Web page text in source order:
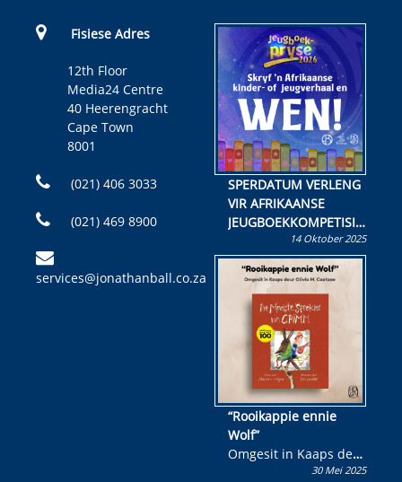
Fisiese Adres
12th Floor
Media24 Centre
40 Heerengracht
Cape Town
8001
(021) 406 3033
(021) 469 8900
services@jonathanball.co.za
SPERDATUM VERLENG
VIR AFRIKAANSE
JEUGBOEKKOMPETISIE
Skryf ’n jeugboek of
kinderboek en staan ’n
kans om R50 000 te
wen!
14 Oktober 2025
“Rooikappie ennie
Wolf”
Omgesit in Kaaps deur
Olivia M. Coetzee30 Mei 2025